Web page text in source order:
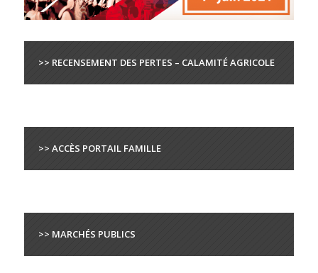
>> RECENSEMENT DES PERTES – CALAMITÉ AGRICOLE
>> ACCÈS PORTAIL FAMILLE
>> MARCHÉS PUBLICS